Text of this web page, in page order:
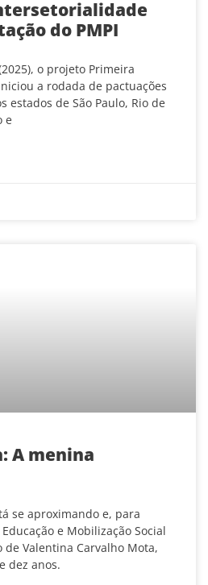
do PMPI
o projeto Primeira
a rodada de pactuações
estados de São Paulo, Rio de
e
A menina
se aproximando e, para
e Mobilização Social
Valentina Carvalho Mota,
dez anos.